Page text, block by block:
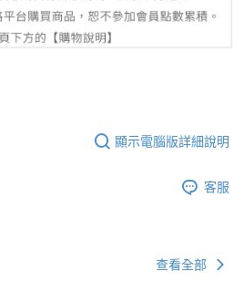
顯示電腦版詳細說明
客服
查看全部